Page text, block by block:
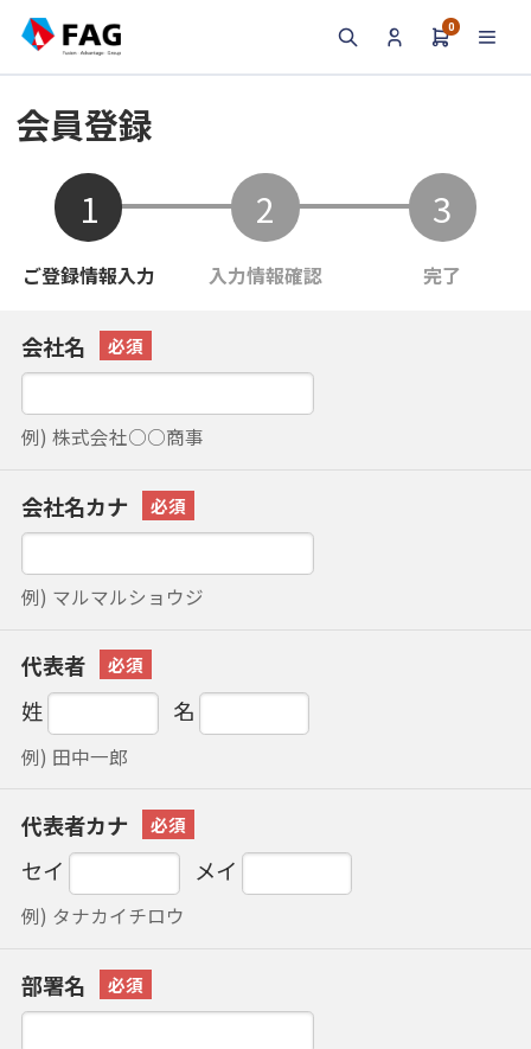
0
会員登録
会社名
例) 株式会社○○商事
会社名カナ
例) マルマルショウジ
代表者
姓
名
例) 田中一郎
代表者カナ
セイ
メイ
例) タナカイチロウ
部署名